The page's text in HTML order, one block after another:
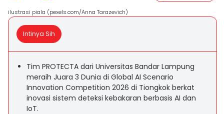
ilustrasi piala (pexels.com/Anna Tarazevich)
Intinya Sih
Tim PROTECTA dari Universitas Bandar Lampung
meraih Juara 3 Dunia di Global AI Scenario
Innovation Competition 2026 di Tiongkok berkat
inovasi sistem deteksi kebakaran berbasis AI dan
IoT.